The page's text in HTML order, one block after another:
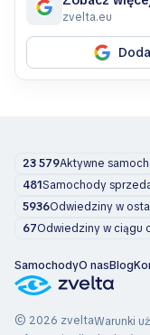
zvelta.eu
23 579Aktywne
481Samochody
5936Odwiedziny w
67Odwiedziny w ciągu
SamochodyO nasBlog
© 2026 zveltaWarunki